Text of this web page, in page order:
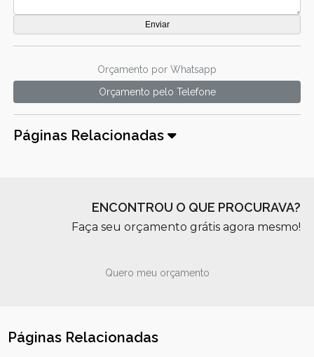
Orçamento por Whatsapp
Orçamento pelo Telefone
Páginas Relacionadas
ENCONTROU O QUE PROCURAVA?
Faça seu orçamento grátis agora mesmo!
Quero meu orçamento
Páginas Relacionadas